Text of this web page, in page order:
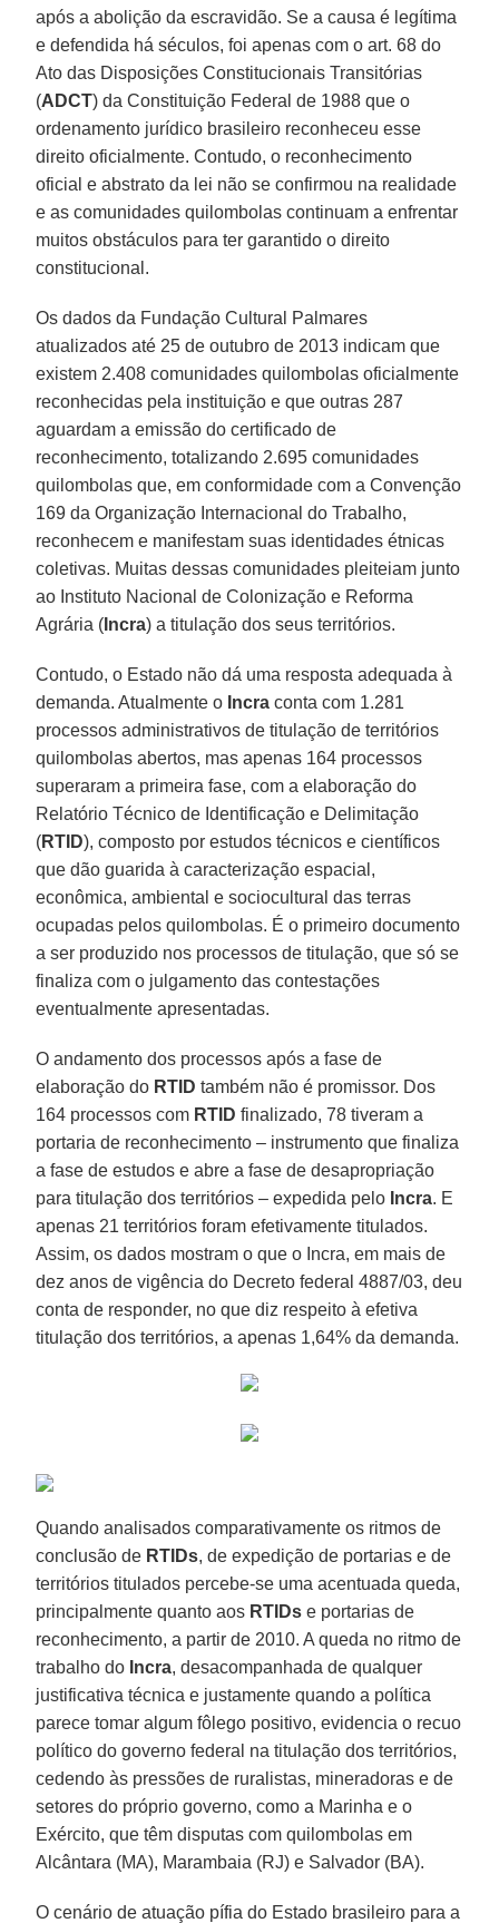
após a abolição da escravidão. Se a causa é legítima
e defendida há séculos, foi apenas com o art. 68 do
Ato das Disposições Constitucionais Transitórias
(ADCT) da Constituição Federal de 1988 que o
ordenamento jurídico brasileiro reconheceu esse
direito oficialmente. Contudo, o reconhecimento
oficial e abstrato da lei não se confirmou na realidade
e as comunidades quilombolas continuam a enfrentar
muitos obstáculos para ter garantido o direito
constitucional.
Os dados da Fundação Cultural Palmares
atualizados até 25 de outubro de 2013 indicam que
existem 2.408 comunidades quilombolas oficialmente
reconhecidas pela instituição e que outras 287
aguardam a emissão do certificado de
reconhecimento, totalizando 2.695 comunidades
quilombolas que, em conformidade com a Convenção
169 da Organização Internacional do Trabalho,
reconhecem e manifestam suas identidades étnicas
coletivas. Muitas dessas comunidades pleiteiam junto
ao Instituto Nacional de Colonização e Reforma
Agrária ( Incra) a titulação dos seus territórios.
Contudo, o Estado não dá uma resposta adequada à
demanda. Atualmente o Incra conta com 1.281
processos administrativos de titulação de territórios
quilombolas abertos, mas apenas 164 processos
superaram a primeira fase, com a elaboração do
Relatório Técnico de Identificação e Delimitação
(RTID), composto por estudos técnicos e científicos
que dão guarida à caracterização espacial,
econômica, ambiental e sociocultural das terras
ocupadas pelos quilombolas. É o primeiro documento
a ser produzido nos processos de titulação, que só se
finaliza com o julgamento das contestações
eventualmente apresentadas.
O andamento dos processos após a fase de
elaboração do RTID também não é promissor. Dos
164 processos com RTID finalizado, 78 tiveram a
portaria de reconhecimento – instrumento que finaliza
a fase de estudos e abre a fase de desapropriação
para titulação dos territórios – expedida pelo Incra. E
apenas 21 territórios foram efetivamente titulados.
Assim, os dados mostram o que o Incra, em mais de
dez anos de vigência do Decreto federal 4887/03, deu
conta de responder, no que diz respeito à efetiva
titulação dos territórios, a apenas 1,64% da demanda.
Quando analisados comparativamente os ritmos de
conclusão de RTIDs, de expedição de portarias e de
territórios titulados percebe-se uma acentuada queda,
principalmente quanto aos RTIDs e portarias de
reconhecimento, a partir de 2010. A queda no ritmo de
trabalho do Incra, desacompanhada de qualquer
justificativa técnica e justamente quando a política
parece tomar algum fôlego positivo, evidencia o recuo
político do governo federal na titulação dos territórios,
cedendo às pressões de ruralistas, mineradoras e de
setores do próprio governo, como a Marinha e o
Exército, que têm disputas com quilombolas em
Alcântara (MA), Marambaia (RJ) e Salvador (BA).
O cenário de atuação pífia do Estado brasileiro para a